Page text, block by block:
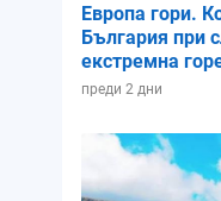
Облачност:
Европа гори.
България при
екстремна
преди 2 дни